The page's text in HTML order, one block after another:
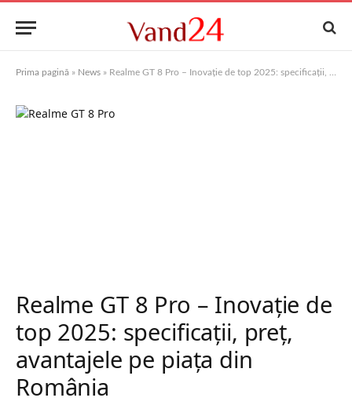
Prima pagină » News » Realme GT 8 Pro – Inovaţie de top 2025: specificaţii, preţ, avantajele pe piaţa din România
Realme GT 8 Pro – Inovaţie de
top 2025: specificaţii, preţ,
avantajele pe piaţa din
România